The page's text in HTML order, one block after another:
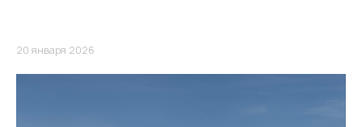
20 января 2026